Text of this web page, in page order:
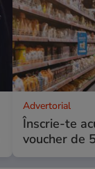
Advertorial
Înscrie-te
voucher de